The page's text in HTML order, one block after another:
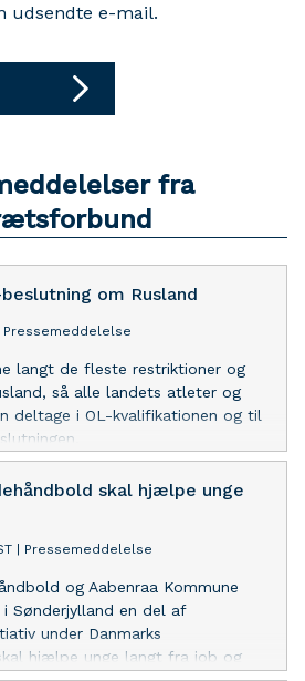
udsendte e-mail.
fra
om Rusland
Pressemeddelelse
langt de fleste restriktioner og
så alle landets atleter og
deltage i OL-kvalifikationen og til
skal hjælpe unge
| Pressemeddelelse
og Aabenraa Kommune
Sønderjylland en del af
under Danmarks
hjælpe unge langt fra job og